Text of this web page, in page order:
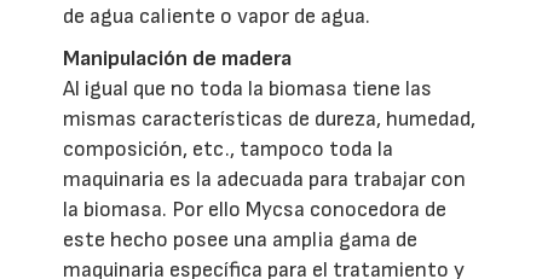
de agua caliente o vapor de agua.
Manipulación de madera
Al igual que no toda la biomasa tiene las
mismas características de dureza, humedad,
composición, etc., tampoco toda la
maquinaria es la adecuada para trabajar con
la biomasa. Por ello Mycsa conocedora de
este hecho posee una amplia gama de
maquinaria específica para el tratamiento y